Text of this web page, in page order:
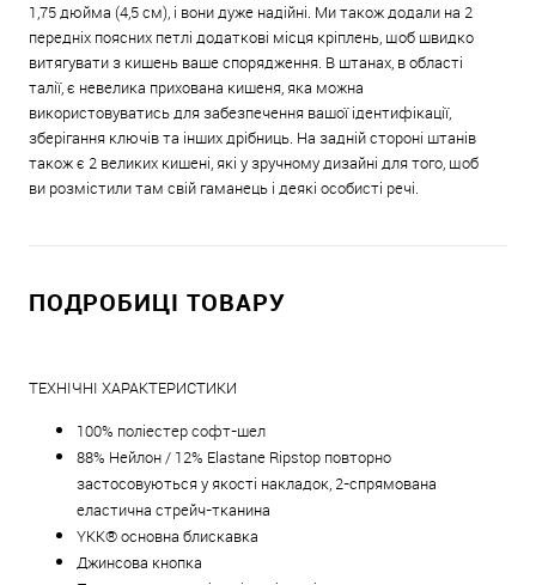
1,75 дюйма (4,5 см), і вони дуже надійні. Ми також додали на 2
передніх поясних петлі додаткові місця кріплень, щоб швидко
витягувати з кишень ваше спорядження. В штанах, в області
талії, є невелика прихована кишеня, яка можна
використовуватись для забезпечення вашої ідентифікації,
зберігання ключів та інших дрібниць. На задній стороні штанів
також є 2 великих кишені, які у зручному дизайні для того, щоб
ви розмістили там свій гаманець і деякі особисті речі.
ПОДРОБИЦІ ТОВАРУ
ТЕХНІЧНІ ХАРАКТЕРИСТИКИ
100% поліестер софт-шел
88% Нейлон / 12% Elastane Ripstop повторно
застосовуються у якості накладок, 2-спрямована
еластична стрейч-тканина
YKK® основна блискавка
Джинсова кнопка